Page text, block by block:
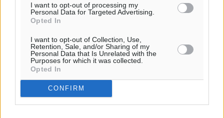
I want to opt-out of processing my
Personal Data for Targeted Advertising.
Opted In
I want to opt-out of Collection, Use,
Retention, Sale, and/or Sharing of my
Personal Data that Is Unrelated with the
Purposes for which it was collected.
Opted In
CONFIRM
Ελλάδα
Τοπικές Ειδήσεις
Νέο ανακαινισμένο δημοτικό τουριστικό γραφείο
στην Πάτμο
Τοπικές Ειδήσεις
Οι συναντήσεις που είχε κατά την επίσκεψη του στη